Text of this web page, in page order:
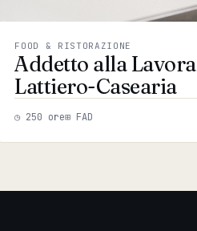
FOOD & RISTORAZIONE
Addetto alla
Lattiero-Casearia
◷ 250 ore⊞ FAD